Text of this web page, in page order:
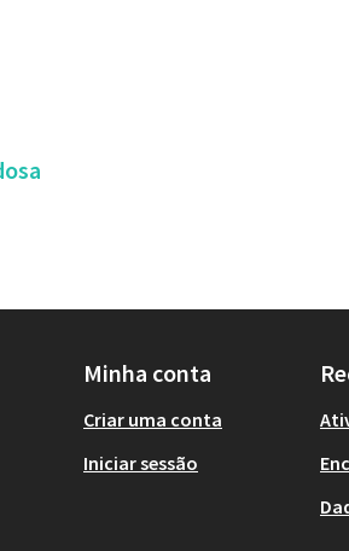
Minha conta
Criar uma conta
Iniciar sessão